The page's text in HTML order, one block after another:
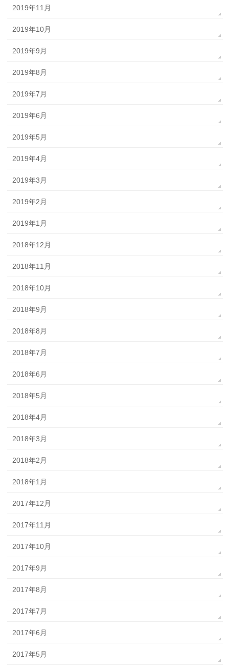
2019年11月
2019年10月
2019年9月
2019年8月
2019年7月
2019年6月
2019年5月
2019年4月
2019年3月
2019年2月
2019年1月
2018年12月
2018年11月
2018年10月
2018年9月
2018年8月
2018年7月
2018年6月
2018年5月
2018年4月
2018年3月
2018年2月
2018年1月
2017年12月
2017年11月
2017年10月
2017年9月
2017年8月
2017年7月
2017年6月
2017年5月